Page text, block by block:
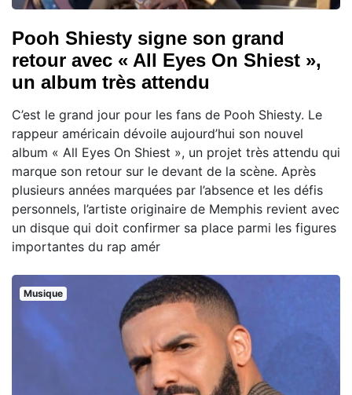
Pooh Shiesty signe son grand
retour avec « All Eyes On Shiest »,
un album très attendu
C’est le grand jour pour les fans de Pooh Shiesty. Le
rappeur américain dévoile aujourd’hui son nouvel
album « All Eyes On Shiest », un projet très attendu qui
marque son retour sur le devant de la scène. Après
plusieurs années marquées par l’absence et les défis
personnels, l’artiste originaire de Memphis revient avec
un disque qui doit confirmer sa place parmi les figures
importantes du rap amér
Musique